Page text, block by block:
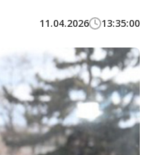
11.04.2026 13:35:00